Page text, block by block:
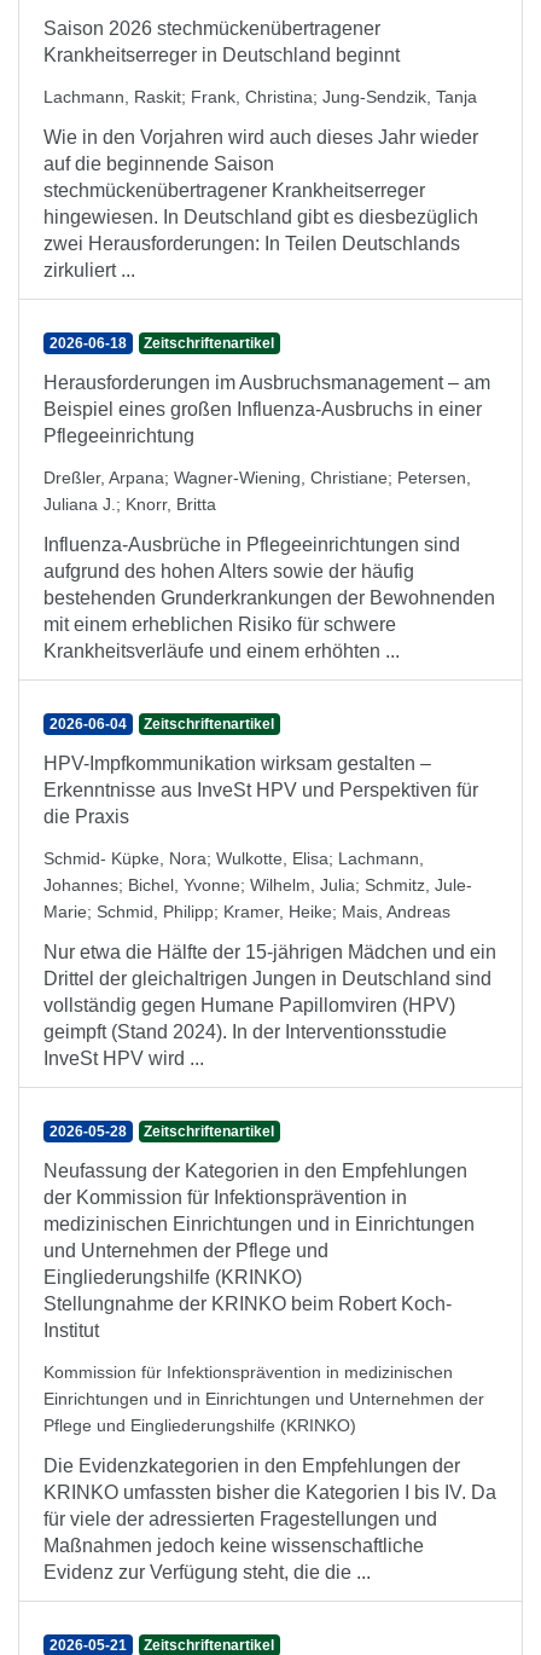
Saison 2026 stechmückenübertragener
Krankheitserreger in Deutschland beginnt
Lachmann, Raskit; Frank, Christina; Jung-Sendzik, Tanja
Wie in den Vorjahren wird auch dieses Jahr wieder
auf die beginnende Saison
stechmückenübertragener Krankheitserreger
hingewiesen. In Deutschland gibt es diesbezüglich
zwei Herausforderungen: In Teilen Deutschlands
zirkuliert ...
2026-06-18 Zeitschriftenartikel
Herausforderungen im Ausbruchsmanagement – am
Beispiel eines großen Influenza-Ausbruchs in einer
Pflegeeinrichtung
Dreßler, Arpana; Wagner-Wiening, Christiane; Petersen,
Juliana J. ; Knorr, Britta
Influenza-Ausbrüche in Pflegeeinrichtungen sind
aufgrund des hohen Alters sowie der häufig
bestehenden Grunderkrankungen der Bewohnenden
mit einem erheblichen Risiko für schwere
Krankheitsverläufe und einem erhöhten ...
2026-06-04 Zeitschriftenartikel
HPV-Impfkommunikation wirksam gestalten –
Erkenntnisse aus InveSt HPV und Perspektiven für
die Praxis
Schmid- Küpke, Nora; Wulkotte, Elisa; Lachmann,
Johannes; Bichel, Yvonne; Wilhelm, Julia; Schmitz, Jule-
Marie; Schmid, Philipp; Kramer, Heike; Mais, Andreas
Nur etwa die Hälfte der 15-jährigen Mädchen und ein
Drittel der gleichaltrigen Jungen in Deutschland sind
vollständig gegen Humane Papillomviren (HPV)
geimpft (Stand 2024). In der Interventionsstudie
InveSt HPV wird ...
2026-05-28 Zeitschriftenartikel
Neufassung der Kategorien in den Empfehlungen
der Kommission für Infektionsprävention in
medizinischen Einrichtungen und in Einrichtungen
und Unternehmen der Pflege und
Eingliederungshilfe (KRINKO)
Stellungnahme der KRINKO beim Robert Koch-
Institut
Kommission für Infektionsprävention in medizinischen
Einrichtungen und in Einrichtungen und Unternehmen der
Pflege und Eingliederungshilfe (KRINKO)
Die Evidenzkategorien in den Empfehlungen der
KRINKO umfassten bisher die Kategorien I bis IV. Da
für viele der adressierten Fragestellungen und
Maßnahmen jedoch keine wissenschaftliche
Evidenz zur Verfügung steht, die die ...
2026-05-21 Zeitschriftenartikel